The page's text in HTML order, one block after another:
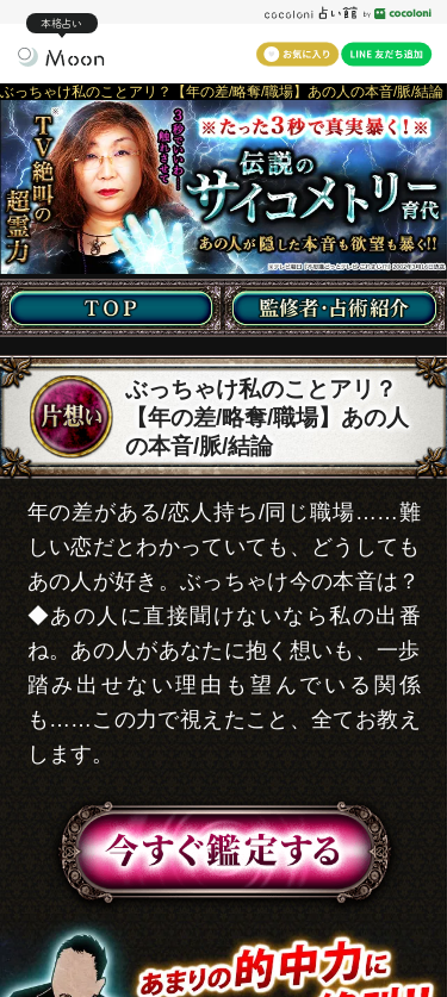
本格占い
ぶっちゃけ私のことアリ？【年の差/略奪/職場】あの人の本音/脈/結論
ぶっちゃけ私のことアリ？
【年の差/略奪/職場】あの人
の本音/脈/結論
年の差がある/恋人持ち/同じ職場……難
しい恋だとわかっていても、どうしても
あの人が好き。ぶっちゃけ今の本音は？
◆あの人に直接聞けないなら私の出番
ね。あの人があなたに抱く想いも、一歩
踏み出せない理由も望んでいる関係
も……この力で視えたこと、全てお教え
します。